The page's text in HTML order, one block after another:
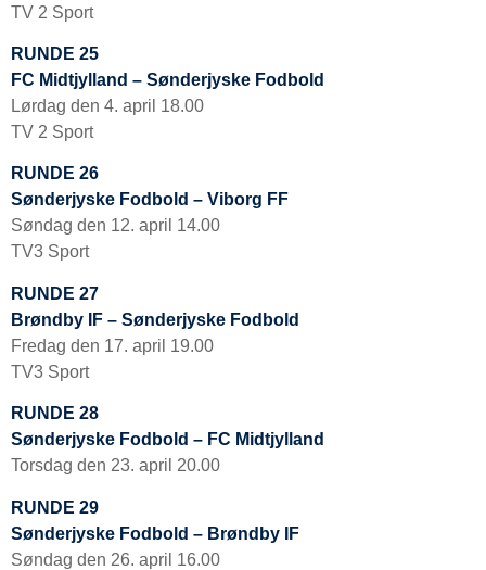
TV 2 Sport
RUNDE 25
FC Midtjylland – Sønderjyske Fodbold
Lørdag den 4. april 18.00
TV 2 Sport
RUNDE 26
Sønderjyske Fodbold – Viborg FF
Søndag den 12. april 14.00
TV3 Sport
RUNDE 27
Brøndby IF – Sønderjyske Fodbold
Fredag den 17. april 19.00
TV3 Sport
RUNDE 28
Sønderjyske Fodbold – FC Midtjylland
Torsdag den 23. april 20.00
RUNDE 29
Sønderjyske Fodbold – Brøndby IF
Søndag den 26. april 16.00